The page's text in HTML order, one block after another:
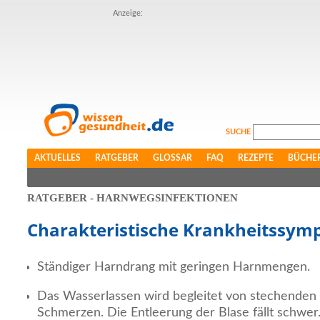
Anzeige:
SUCHE
AKTUELLES RATGEBER GLOSSAR FAQ REZEPTE
RATGEBER - HARNWEGSINFEKTIONEN
Charakteristische
Ständiger Harndrang mit geringen Harnmengen.
Das Wasserlassen wird begleitet von
Schmerzen. Die Entleerung der Blase fällt schwer.